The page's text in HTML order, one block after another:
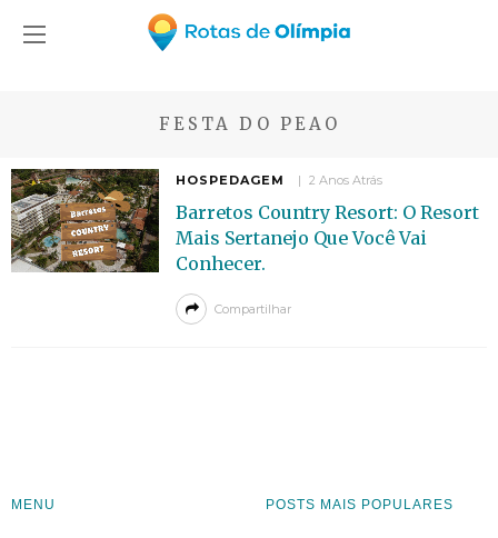
FESTA DO PEAO
HOSPEDAGEM 2 Anos Atrás
Barretos Country Resort: O Resort
Mais Sertanejo Que Você Vai
Conhecer.
Compartilhar
MENU POSTS MAIS POPULARES